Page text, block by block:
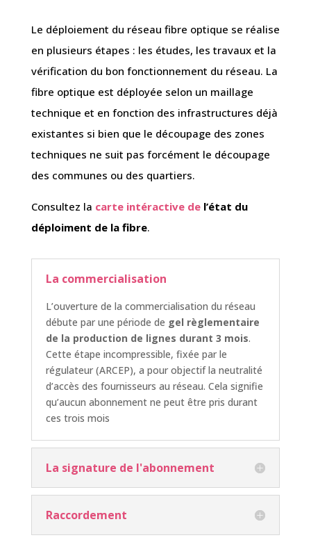
Le déploiement du réseau fibre optique se réalise
en plusieurs étapes : les études, les travaux et la
vérification du bon fonctionnement du réseau. La
fibre optique est déployée selon un maillage
technique et en fonction des infrastructures déjà
existantes si bien que le découpage des zones
techniques ne suit pas forcément le découpage
des communes ou des quartiers.
Consultez la carte intéractive de l’état du
déploiment de la fibre.
La commercialisation
L’ouverture de la commercialisation du réseau
débute par une période de gel règlementaire
de la production de lignes durant 3 mois.
Cette étape incompressible, fixée par le
régulateur (ARCEP), a pour objectif la neutralité
d’accès des fournisseurs au réseau. Cela signifie
qu’aucun abonnement ne peut être pris durant
ces trois mois
La signature de l'abonnement
Raccordement